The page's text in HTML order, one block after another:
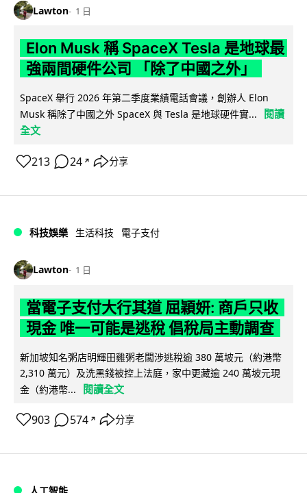
Lawton 1 日
Elon Musk 稱 SpaceX Tesla 是地球最
強兩間硬件公司 「除了中國之外」
SpaceX 舉行 2026 年第二季度業績電話會議，創辦人 Elon
Musk 稱除了中國之外 SpaceX 與 Tesla 是地球硬件實...
閱讀
全文
213 24 ↗ 分享
科技娛樂 生活科技 電子支付
Lawton 1 日
當電子支付大行其道 屈穎妍: 商戶只收
現金 唯一可能是逃稅 倡稅局主動調查
新加坡知名粥店明輝田雞粥老闆涉逃稅逾 380 萬坡元（約港幣
2,310 萬元）及洗黑錢被控上法庭，家中更藏逾 240 萬坡元現
金（約港幣...
閱讀全文
903 574 ↗ 分享
人工智能